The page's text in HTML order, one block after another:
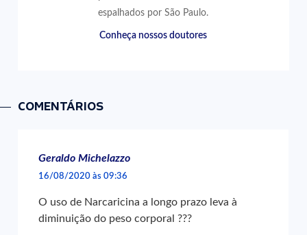
espalhados por São Paulo.
Conheça nossos doutores
COMENTÁRIOS
Geraldo Michelazzo
16/08/2020 às 09:36
O uso de Narcaricina a longo prazo leva à
diminuição do peso corporal ???